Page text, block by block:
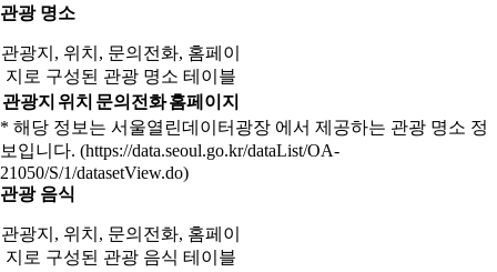
관광 명소
관광지, 위치, 문의전화, 홈페이
지로 구성된 관광 명소 테이블
관광지 위치 문의전화홈페이지
* 해당 정보는 서울열린데이터광장 에서 제공하는 관광 명소 정
보입니다. (https://data.seoul.go.kr/dataList/OA-
21050/S/1/datasetView.do)
관광 음식
관광지, 위치, 문의전화, 홈페이
지로 구성된 관광 음식 테이블